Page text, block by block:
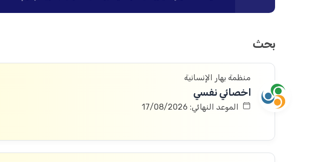
بحث
منظمة بهار الإنسانية
اخصائي نفسي
الموعد النهائي: 17/08/2026